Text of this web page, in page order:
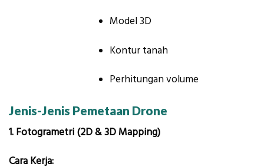
Model 3D
Kontur tanah
Perhitungan volume
Jenis-Jenis Pemetaan Drone
1. Fotogrametri (2D & 3D Mapping)
Cara Kerja: